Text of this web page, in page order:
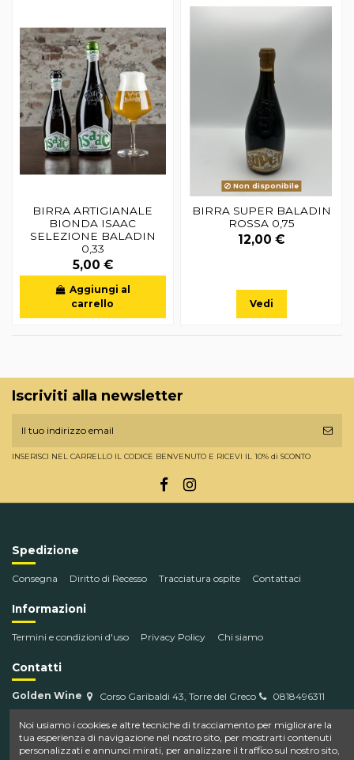
BIRRA ARTIGIANALE
BIONDA ISAAC
SELEZIONE BALADIN
0,33
5,00 €
Aggiungi al
carrello
Non disponibile
BIRRA SUPER BALADIN
ROSSA 0,75
12,00 €
Vedi
Iscriviti alla newsletter
INSERISCI NEL CARRELLO IL CODICE BENVENUTO E RICEVI IL 10% di SCONTO
Spedizione
Consegna Diritto di Recesso Tracciatura ospite Contattaci
Informazioni
Termini e condizioni d'uso Privacy Policy Chi siamo
Contatti
Golden Wine Corso Garibaldi 43, Torre del Greco
0818496311
info@goldenwine.com
Noi usiamo i cookies e altre tecniche di tracciamento per migliorare la
tua esperienza di navigazione nel nostro sito, per mostrarti contenuti
personalizzati e annunci mirati, per analizzare il traffico sul nostro sito,